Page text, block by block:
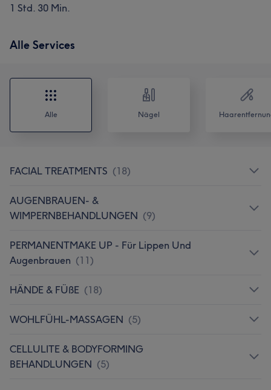
1 Std. 30 Min.
Alle Services
Alle Nägel
FACIAL TREATMENTS (18)
AUGENBRAUEN- &
WIMPERNBEHANDLUNGEN (9)
PERMANENTMAKE UP - Für Lippen Und
Augenbrauen (11)
HÄNDE & FÜßE (18)
WOHLFÜHL-MASSAGEN (5)
CELLULITE & BODYFORMING
BEHANDLUNGEN (5)